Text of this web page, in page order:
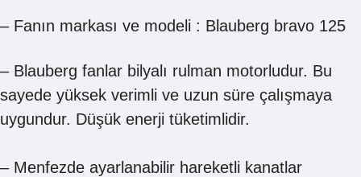
– Fanın markası ve modeli : Blauberg bravo 125
– Blauberg fanlar bilyalı rulman motorludur. Bu
sayede yüksek verimli ve uzun süre çalışmaya
uygundur. Düşük enerji tüketimlidir.
– Menfezde ayarlanabilir hareketli kanatlar